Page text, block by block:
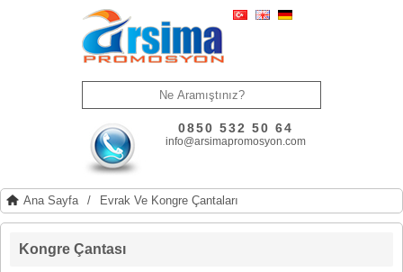
0850 532 50 64
info@arsimapromosyon.com
Ana Sayfa / Evrak Ve Kongre Çantaları
Kongre Çantası